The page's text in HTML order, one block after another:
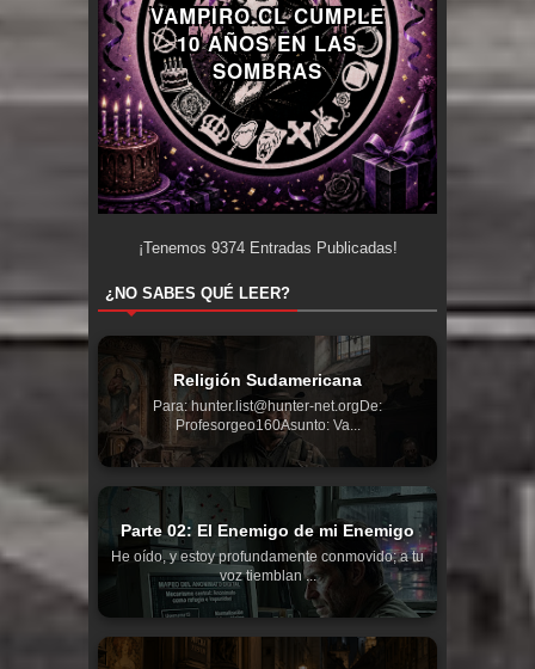
VAMPIRO.CL CUMPLE
10 AÑOS EN LAS
SOMBRAS
¡Tenemos 9374Entradas Publicadas!
¿NO SABES QUÉ LEER?
Religión Sudamericana
Para: hunter.list@hunter-net.orgDe:
Profesorgeo160Asunto: Va...
Parte 02: El Enemigo de mi Enemigo
He oído, y estoy profundamente conmovido; a tu
voz tiemblan ...